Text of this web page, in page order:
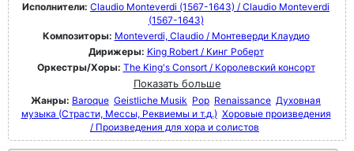
Исполнители: Claudio Monteverdi (1567-1643) / Claudio Monteverdi
(1567-1643)
Композиторы: Monteverdi, Claudio / Монтеверди Клаудио
Дирижеры: King Robert / Кинг Роберт
Оркестры/Хоры: The King's Consort / Королевский консорт
Показать больше
Жанры: Baroque Geistliche Musik Pop Renaissance Духовная
музыка (Страсти, Мессы, Реквиемы и т.д.) Хоровые произведения
/ Произведения для хора и солистов